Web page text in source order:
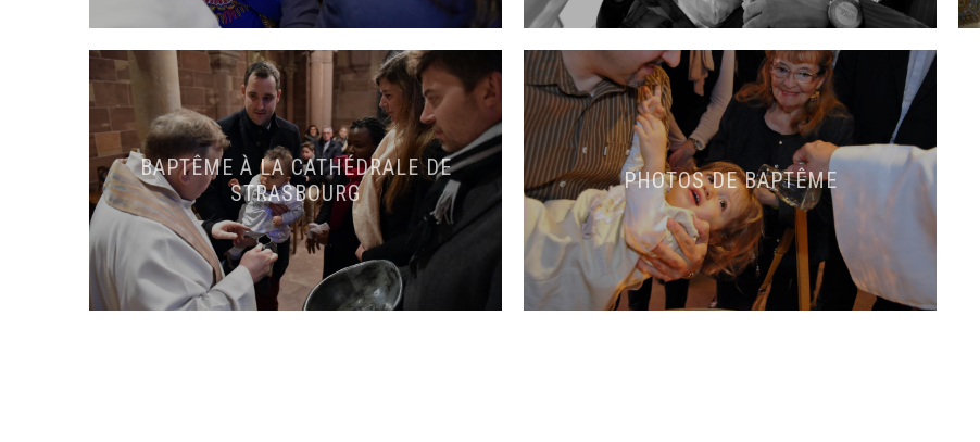
BAPTÊME À LA CATHÉDRALE DE
STRASBOURG
PHOTOS DE BAPTÊME